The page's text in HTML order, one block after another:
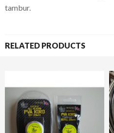
tambur.
RELATED PRODUCTS